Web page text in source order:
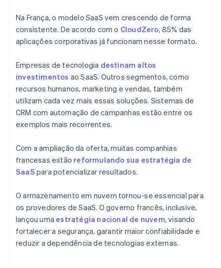
Na França, o modelo SaaS vem crescendo de forma
consistente. De acordo com o CloudZero, 85% das
aplicações corporativas já funcionam nesse formato.
Empresas de tecnologia destinam altos
investimentos ao SaaS. Outros segmentos, como
recursos humanos, marketing e vendas, também
utilizam cada vez mais essas soluções. Sistemas de
CRM com automação de campanhas estão entre os
exemplos mais recorrentes.
Com a ampliação da oferta, muitas companhias
francesas estão reformulando sua estratégia de
SaaS para potencializar resultados.
O armazenamento em nuvem tornou-se essencial para
os provedores de SaaS. O governo francês, inclusive,
lançou uma estratégia nacional de nuvem, visando
fortalecer a segurança, garantir maior confiabilidade e
reduzir a dependência de tecnologias externas.